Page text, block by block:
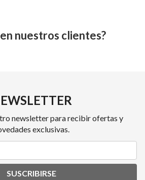
nuestros clientes?
newsletter para recibir ofertas y
exclusivas.
SUSCRIBIRSE